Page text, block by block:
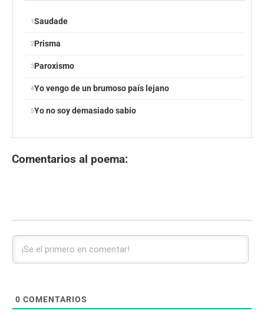
Saudade
Prisma
Paroxismo
Yo vengo de un brumoso país lejano
Yo no soy demasiado sabio
Comentarios al poema:
0 COMENTARIOS